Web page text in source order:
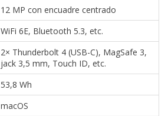
12 MP con encuadre centrado
WiFi 6E, Bluetooth 5.3, etc.
2× Thunderbolt 4 (USB-C), MagSafe 3,
jack 3,5 mm, Touch ID, etc.
53,8 Wh
macOS